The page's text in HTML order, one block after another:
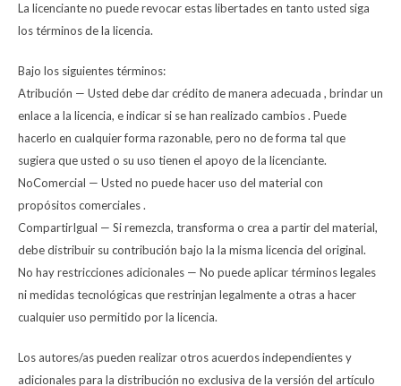
La licenciante no puede revocar estas libertades en tanto usted siga
los términos de la licencia.
Bajo los siguientes términos:
Atribución — Usted debe dar crédito de manera adecuada , brindar un
enlace a la licencia, e indicar si se han realizado cambios . Puede
hacerlo en cualquier forma razonable, pero no de forma tal que
sugiera que usted o su uso tienen el apoyo de la licenciante.
NoComercial — Usted no puede hacer uso del material con
propósitos comerciales .
CompartirIgual — Si remezcla, transforma o crea a partir del material,
debe distribuir su contribución bajo la la misma licencia del original.
No hay restricciones adicionales — No puede aplicar términos legales
ni medidas tecnológicas que restrinjan legalmente a otras a hacer
cualquier uso permitido por la licencia.
Los autores/as pueden realizar otros acuerdos independientes y
adicionales para la distribución no exclusiva de la versión del artículo